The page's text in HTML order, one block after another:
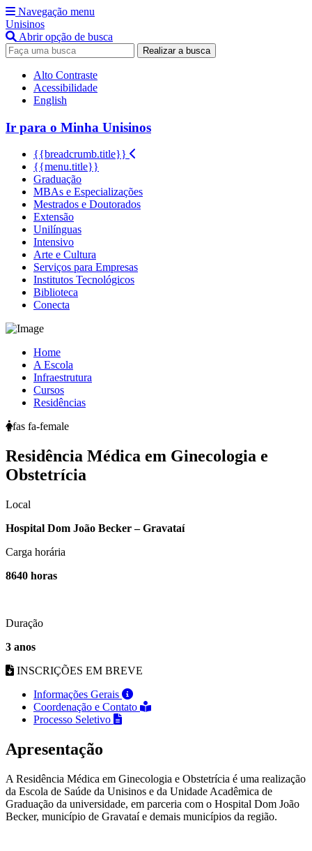
Navegação menu
Unisinos
Abrir opção de busca
Realizar a busca
Alto Contraste
Acessibilidade
English
Ir para o Minha Unisinos
{{breadcrumb.title}}
{{menu.title}}
Graduação
MBAs e Especializações
Mestrados e Doutorados
Extensão
Unilínguas
Intensivo
Arte e Cultura
Serviços para Empresas
Institutos Tecnológicos
Biblioteca
Conecta
Home
A Escola
Infraestrutura
Cursos
Residências
fas fa-female
Residência Médica em Ginecologia e
Obstetrícia
Local
Hospital Dom João Becker – Gravataí
Carga horária
8640 horas
Duração
3 anos
INSCRIÇÕES EM BREVE
Informações Gerais
Coordenação e Contato
Processo Seletivo
Apresentação
A Residência Médica em Ginecologia e Obstetrícia é uma realização
da Escola de Saúde da Unisinos e da Unidade Acadêmica de
Graduação da universidade, em parceria com o Hospital Dom João
Becker, município de Gravataí e demais municípios da região.